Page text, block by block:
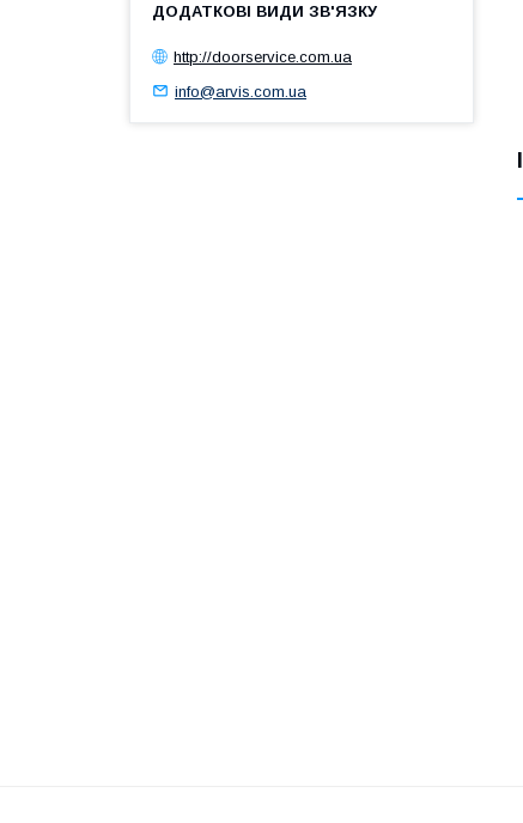
http://doorservice.com.ua
info@arvis.com.ua